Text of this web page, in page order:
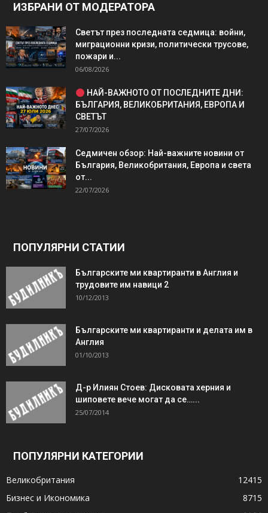
ИЗБРАНИ ОТ МОДЕРАТОРА
Светът през последната седмица: войни,
миграционни кризи, политически трусове,
пожари и...
06/08/2026
НАЙ-ВАЖНОТО ОТ ПОСЛЕДНИТЕ ДНИ:
БЪЛГАРИЯ, ВЕЛИКОБРИТАНИЯ, ЕВРОПА И
СВЕТЪТ
27/07/2026
Седмичен обзор: Най-важните новини от
България, Великобритания, Европа и света
от...
22/07/2026
ПОПУЛЯРНИ СТАТИИ
Българските ми квартиранти в Англия и
трудовите им навици 2
10/12/2013
Българските ми квартиранти и делата им в
Англия
01/10/2013
Д-р Илиян Стоев: Дисковата херния и
шиповете вече могат да се…...
25/07/2014
ПОПУЛЯРНИ КАТЕГОРИИ
Великобритания
12415
Бизнес и Икономика
8715